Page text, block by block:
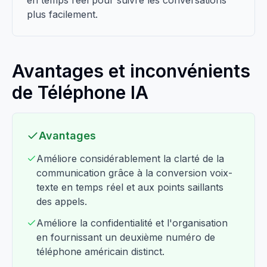
plus facilement.
Avantages et inconvénients
de Téléphone IA
Avantages
Améliore considérablement la clarté de la
communication grâce à la conversion voix-
texte en temps réel et aux points saillants
des appels.
Améliore la confidentialité et l'organisation
en fournissant un deuxième numéro de
téléphone américain distinct.